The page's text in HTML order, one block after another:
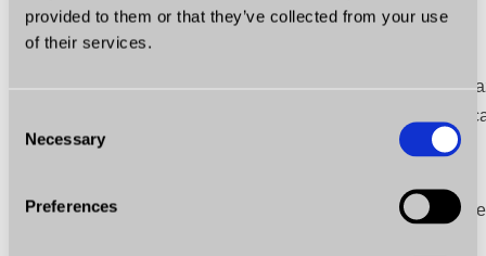
provided to them or that they’ve collected from your use
of their services.
Selection
Necessary
Preferences
starszy typ)
kartę pojazdu (jeśli była wydana)
ważną polisę OC — pamiętaj, że przy
Twoje OC przechodzi na kupującego do
okresu, za który zapłaciłeś; możesz potem
oba komplety kluczyków (brak jednego realnie